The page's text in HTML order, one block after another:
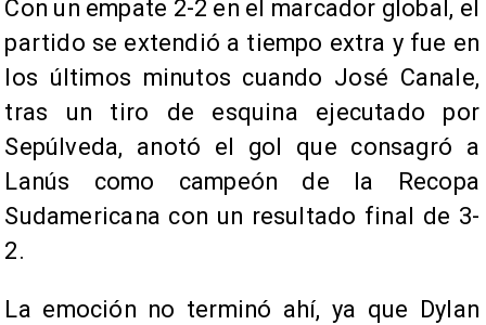
Con un empate 2-2 en el marcador global, el
partido se extendió a tiempo extra y fue en
los últimos minutos cuando José Canale,
tras un tiro de esquina ejecutado por
Sepúlveda, anotó el gol que consagró a
Lanús como campeón de la Recopa
Sudamericana con un resultado final de 3-
2.
La emoción no terminó ahí, ya que Dylan